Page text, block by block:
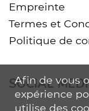
Empreinte
Termes et
Politique de
SOCIAL
Afin de vous
expérience
utilise des